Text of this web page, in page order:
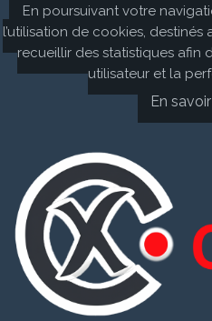
En poursuivant votre
l’utilisation de cookies,
recueillir des statistiques afin
utilisateur et la
En